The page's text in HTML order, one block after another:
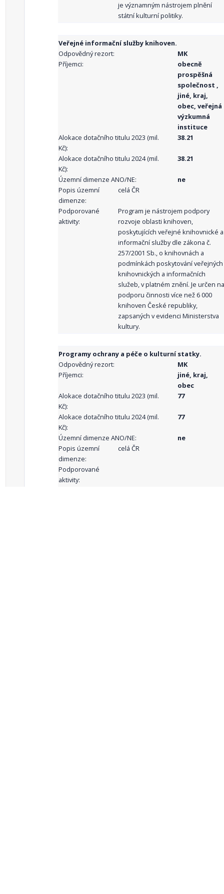
je významným nástrojem plnění
státní kulturní politiky.
Veřejné informační služby knihoven.
Odpovědný rezort:
MK
Příjemci:
obecně
prospěšná
společnost ,
jiné, kraj,
obec, veřejná
výzkumná
instituce
Alokace dotačního titulu 2023 (mil.
Kč):
38.21
Alokace dotačního titulu 2024 (mil.
Kč):
38.21
Územní dimenze ANO/NE:
ne
Popis územní
dimenze:
celá ČR
Podporované
aktivity:
Program je nástrojem podpory
rozvoje oblasti knihoven,
poskytujících veřejné knihovnické a
informační služby dle zákona č.
257/2001 Sb., o knihovnách a
podmínkách poskytování veřejných
knihovnických a informačních
služeb, v platném znění. Je určen na
podporu činnosti více než 6 000
knihoven České republiky,
zapsaných v evidenci Ministerstva
kultury.
Programy ochrany a péče o kulturní statky.
Odpovědný rezort:
MK
Příjemci:
jiné, kraj,
obec
Alokace dotačního titulu 2023 (mil.
Kč):
77
Alokace dotačního titulu 2024 (mil.
Kč):
77
Územní dimenze ANO/NE:
ne
Popis územní
dimenze:
celá ČR
Podporované
aktivity: